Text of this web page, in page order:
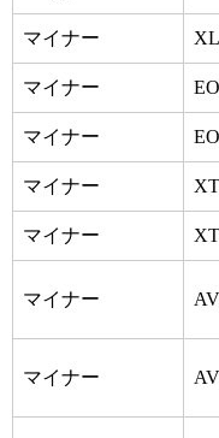
マイナー
マイナー
マイナー
マイナー
マイナー
マイナー
マイナー